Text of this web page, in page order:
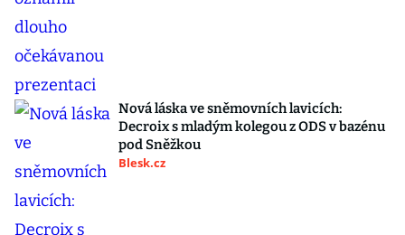
Nová láska ve sněmovních lavicích:
Decroix s mladým kolegou z ODS v bazénu
pod Sněžkou
Blesk.cz